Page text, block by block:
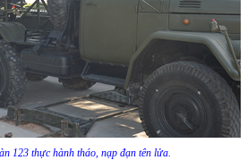
123 thực hành tháo, nạp đạn tên lửa.